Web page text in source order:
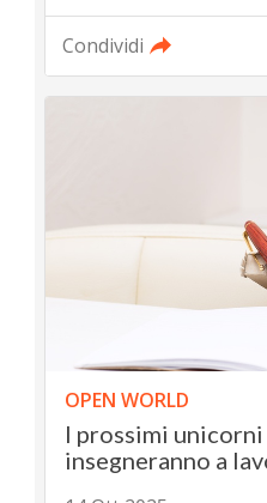
Condividi
OPEN WORLD
I prossimi
insegneranno a